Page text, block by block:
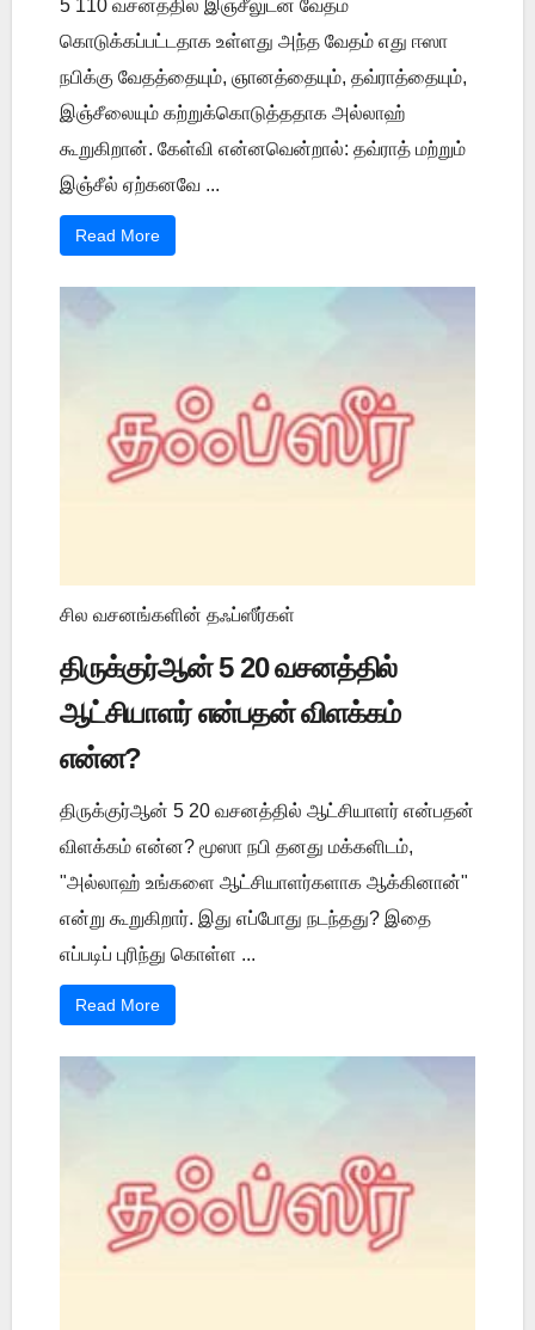
5 110 வசனத்தில் இஞ்சீலுடன் வேதம்
கொடுக்கப்பட்டதாக உள்ளது அந்த வேதம் எது ஈஸா
நபிக்கு வேதத்தையும், ஞானத்தையும், தவ்ராத்தையும்,
இஞ்சீலையும் கற்றுக்கொடுத்ததாக அல்லாஹ்
கூறுகிறான். கேள்வி என்னவென்றால்: தவ்ராத் மற்றும்
இஞ்சீல் ஏற்கனவே ...
Read More
சில வசனங்களின் தஃப்ஸீர்கள்
திருக்குர்ஆன் 5 20 வசனத்தில்
ஆட்சியாளர் என்பதன் விளக்கம்
என்ன?
திருக்குர்ஆன் 5 20 வசனத்தில் ஆட்சியாளர் என்பதன்
விளக்கம் என்ன? மூஸா நபி தனது மக்களிடம்,
"அல்லாஹ் உங்களை ஆட்சியாளர்களாக ஆக்கினான்"
என்று கூறுகிறார். இது எப்போது நடந்தது? இதை
எப்படிப் புரிந்து கொள்ள ...
Read More